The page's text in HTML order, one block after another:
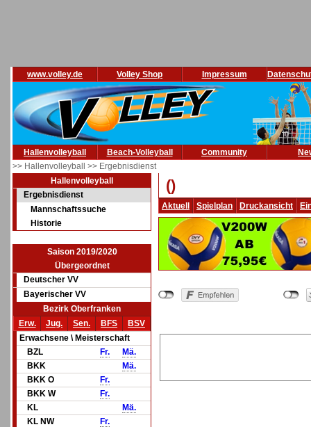
www.volley.de Volley Shop Impressum
Hallenvolleyball Beach-Volleyball Community
>> Hallenvolleyball >> Ergebnisdienst
Hallenvolleyball
Ergebnisdienst
Mannschaftssuche
Historie
Saison 2019/2020
Übergeordnet
Deutscher VV
Bayerischer VV
Bezirk Oberfranken
Erw.
Jug. Sen. BFS
BSV
Erwachsene \ Meisterschaft
BZL
Fr.
Mä.
BKK
Mä.
BKK O
Fr.
BKK W
Fr.
KL
Mä.
KL NW
Fr.
()
Aktuell Spielplan Druckansicht